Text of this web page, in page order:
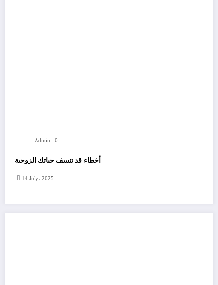
Admin 0
أخطاء قد تنسف حياتك الزوجية
14 July، 2025